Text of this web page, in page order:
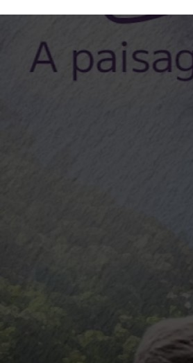
Safrol
Indústria
Receitas Caseiras